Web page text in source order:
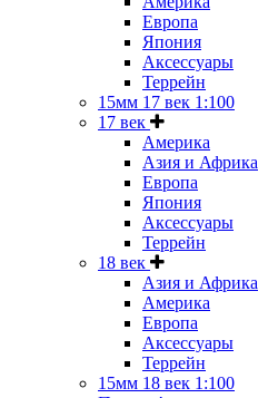
Европа
Япония
Аксессуары
Террейн
15мм 17 век 1:100
17 век
Америка
Азия и Африка
Европа
Япония
Аксессуары
Террейн
18 век
Азия и Африка
Америка
Европа
Аксессуары
Террейн
15мм 18 век 1:100